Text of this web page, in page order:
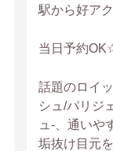
駅から好ア
当日予約
話題のロイ
シュ/パリジ
ュ-、通いや
垢抜け目元